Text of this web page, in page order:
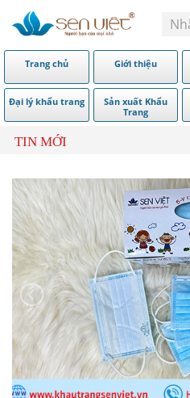
Trang chủ Giới thiệu
Đại lý khẩu trang
Sản xuất Khẩu
Trang
TIN MỚI